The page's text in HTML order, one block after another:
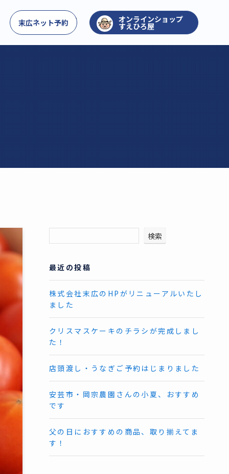
問い合わせ
末広ネット予約 すえひろ屋
検索
最近の投稿
株式会社末広のHPがリニューアルいたし
ました
クリスマスケーキのチラシが完成しまし
た！
店頭渡し・うなぎご予約はじまりました
安芸市・岡宗農園さんの小夏、おすすめ
です
父の日におすすめの商品、取り揃えてま
す！